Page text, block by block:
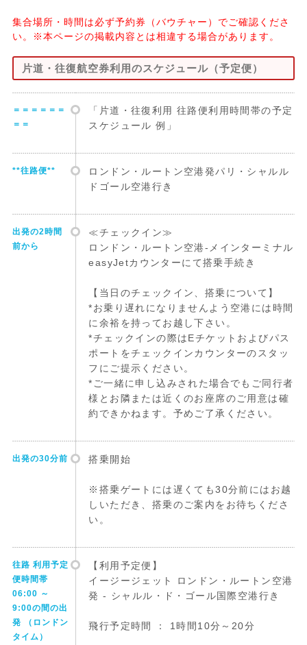
集合場所・時間は必ず予約券（バウチャー）でご確認くださ
い。※本ページの掲載内容とは相違する場合があります。
片道・往復航空券利用のスケジュール（予定便）
＝＝＝＝＝＝
＝＝
「片道・往復利用 往路便利用時間帯の予定
スケジュール 例」
**往路便**
ロンドン・ルートン空港発パリ・シャルル
ドゴール空港行き
出発の2時間
前から
≪チェックイン≫
ロンドン・ルートン空港-メインターミナル
easyJetカウンターにて搭乗手続き
【当日のチェックイン、搭乗について】
*お乗り遅れになりませんよう空港には時間
に余裕を持ってお越し下さい。
*チェックインの際はEチケットおよびパス
ポートをチェックインカウンターのスタッ
フにご提示ください。
*ご一緒に申し込みされた場合でもご同行者
様とお隣または近くのお座席のご用意は確
約できかねます。予めご了承ください。
出発の30分前 搭乗開始
※搭乗ゲートには遅くても30分前にはお越
しいただき、搭乗のご案内をお待ちくださ
い。
往路 利用予定
便時間帯
06:00 ～
9:00の間の出
発 （ロンドン
タイム）
【利用予定便】
イージージェット ロンドン・ルートン空港
発 - シャルル・ド・ゴール国際空港行き
飛行予定時間 ： 1時間10分～20分